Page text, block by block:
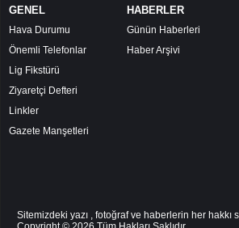
GENEL
Hava Durumu
Önemli Telefonlar
Lig Fikstürü
Ziyaretçi Defteri
Linkler
Gazete Manşetleri
HABERLER
Günün Haberleri
Haber Arşivi
Sitemizdeki yazı , fotoğraf ve haberlerin her hakkı